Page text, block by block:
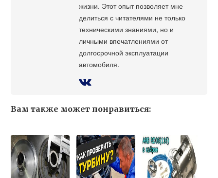
жизни. Этот опыт позволяет мне
делиться с читателями не только
техническими знаниями, но и
личными впечатлениями от
долгосрочной эксплуатации
автомобиля.
Вам также может понравиться: